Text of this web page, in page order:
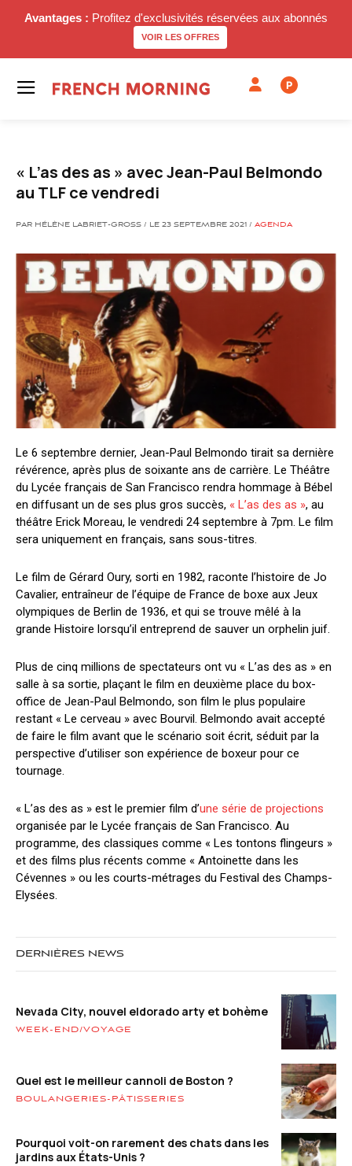
Avantages : Profitez d'exclusivités réservées aux abonnés
VOIR LES OFFRES
P
« L’as des as » avec Jean-Paul Belmondo
au TLF ce vendredi
PAR HÉLÈNE LABRIET-GROSS / LE 23 SEPTEMBRE 2021 / AGENDA
Le 6 septembre dernier, Jean-Paul Belmondo tirait sa dernière
révérence, après plus de soixante ans de carrière. Le Théâtre
du Lycée français de San Francisco rendra hommage à Bébel
en diffusant un de ses plus gros succès, « L’as des as », au
théâtre Erick Moreau, le vendredi 24 septembre à 7pm. Le film
sera uniquement en français, sans sous-titres.
Le film de Gérard Oury, sorti en 1982, raconte l’histoire de Jo
Cavalier, entraîneur de l’équipe de France de boxe aux Jeux
olympiques de Berlin de 1936, et qui se trouve mêlé à la
grande Histoire lorsqu’il entreprend de sauver un orphelin juif.
Plus de cinq millions de spectateurs ont vu « L’as des as » en
salle à sa sortie, plaçant le film en deuxième place du box-
office de Jean-Paul Belmondo, son film le plus populaire
restant « Le cerveau » avec Bourvil. Belmondo avait accepté
de faire le film avant que le scénario soit écrit, séduit par la
perspective d’utiliser son expérience de boxeur pour ce
tournage.
« L’as des as » est le premier film d’une série de projections
organisée par le Lycée français de San Francisco. Au
programme, des classiques comme « Les tontons flingeurs »
et des films plus récents comme « Antoinette dans les
Cévennes » ou les courts-métrages du Festival des Champs-
Elysées.
DERNIÈRES NEWS
Nevada City, nouvel eldorado arty et bohème
WEEK-END/VOYAGE
Quel est le meilleur cannoli de Boston ?
BOULANGERIES-PÂTISSERIES
Pourquoi voit-on rarement des chats dans les
jardins aux États-Unis ?